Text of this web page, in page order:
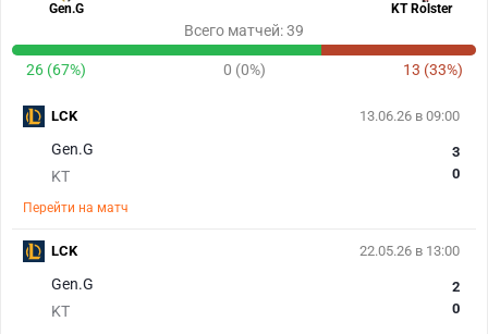
Gen.G KT Rolster
Всего матчей: 39
26 (67%) 0 (0%) 13 (33%)
13.06.26 в 09:00
Gen.G
KT
3
0
Перейти на матч
LCK
22.05.26 в 13:00
Gen.G
KT
2
0
LCK